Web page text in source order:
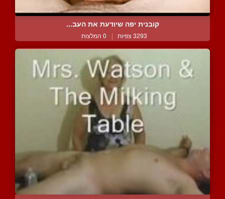
קובנית יפה שיודעת את העב...
3293 צפיות | 0 המלצות